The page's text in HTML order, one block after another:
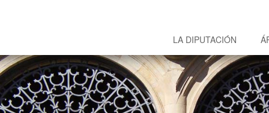
LA DIPUTACIÓN